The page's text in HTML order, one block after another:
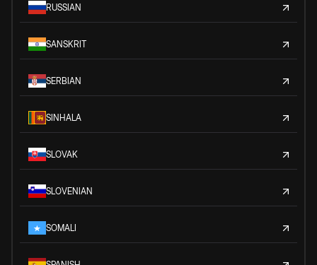
RUSSIAN
SANSKRIT
SERBIAN
SINHALA
SLOVAK
SLOVENIAN
SOMALI